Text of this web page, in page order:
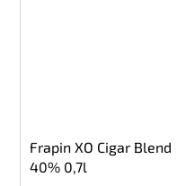
Frapin XO Cigar Blend
40% 0,7l